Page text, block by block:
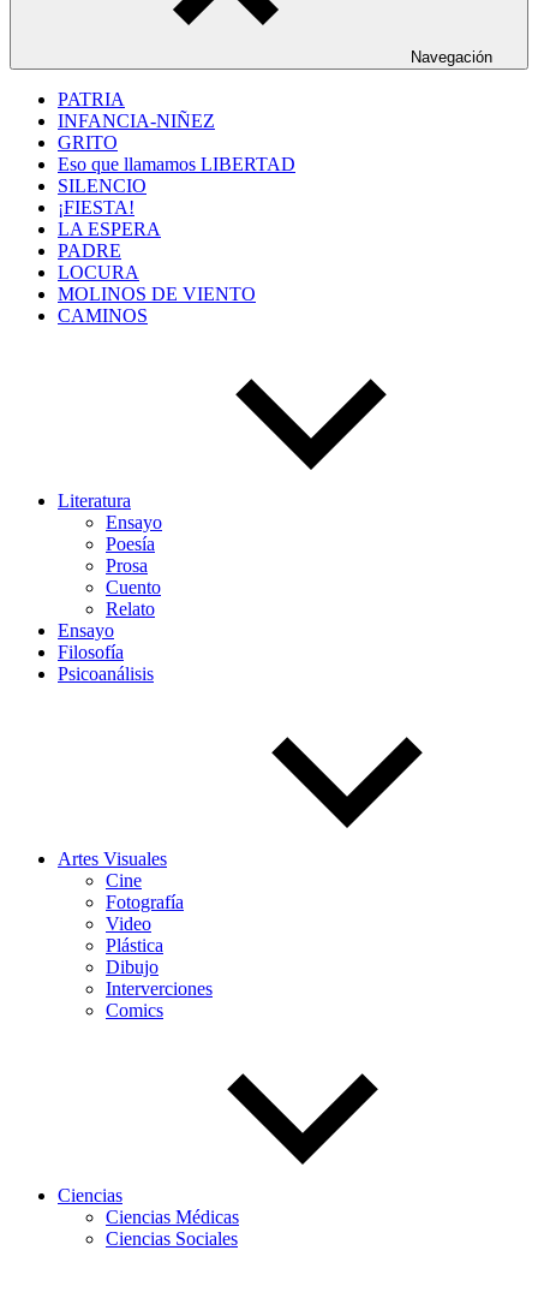
Navegación
PATRIA
INFANCIA-NIÑEZ
GRITO
Eso que llamamos LIBERTAD
SILENCIO
¡FIESTA!
LA ESPERA
PADRE
LOCURA
MOLINOS DE VIENTO
CAMINOS
Literatura
Ensayo
Poesía
Prosa
Cuento
Relato
Ensayo
Filosofía
Psicoanálisis
Artes Visuales
Cine
Fotografía
Video
Plástica
Dibujo
Interverciones
Comics
Ciencias
Ciencias Médicas
Ciencias Sociales